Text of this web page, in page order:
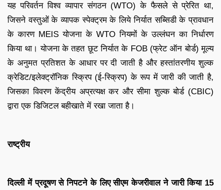
यह परिवर्तन विश्व व्यापार संगठन (WTO) के फैसले से प्रेरित था,
जिसने वस्तुओं के व्यापक स्पेक्ट्रम के लिये निर्यात सब्सिडी के प्रावधान
के कारण MEIS योजना के WTO नियमों के उल्लंघन का निर्धारण
किया था। योजना के तहत छूट निर्यात के FOB (फ्रेट ऑन बोर्ड) मूल्य
के अनुमत प्रतिशत के आधार पर दी जाती है और हस्तांतरणीय शुल्क
क्रेडिट/इलेक्ट्रॉनिक स्क्रिप (ई-स्क्रिप) के रूप में जारी की जाती है,
जिसका विवरण केंद्रीय अप्रत्यक्ष कर और सीमा शुल्क बोर्ड (CBIC)
द्वारा एक डिजिटल बहीखाते में रखा जाता है।
राष्ट्रीय
दिल्ली में प्रदूषण से निपटने के लिए सीएम केजरीवाल ने जारी किया 15